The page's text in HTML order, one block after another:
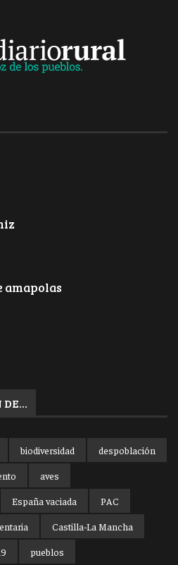
amapolas
DE…
biodiversidad
despoblación
aves
España vaciada
PAC
Castilla-La Mancha
pueblos